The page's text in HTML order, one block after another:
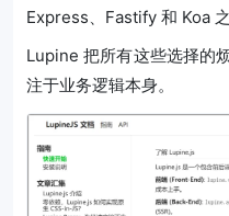
Express、Fastify 和 Koa 之
Lupine 把所有这些选择的
注于业务逻辑本身。